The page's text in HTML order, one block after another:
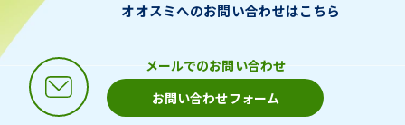
オオスミへのお問い合わせはこちら
メールでのお問い合わせ
お問い合わせフォーム